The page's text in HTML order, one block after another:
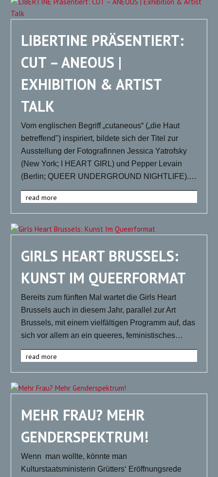
LIBERTINE PRÄSENTIERT:
CUT – ANEOUS |
EXHIBITION & ARTIST
TALK
Vom englischen Begriff „cutaneous“ („die Haut
betreffend") inspiriert, bildete sich der Titel zur
Ausstellung der Fotografinnen Jessica Yatrofsky
(New York; I HEART GIRL) und Pepper Levain
(Berlin; QUEER UNDERGROUND NIGHTLIFE).…
read more
GIRLS HEART BRUSSELS:
KUNST IM QUEERFORMAT
Bereits zum fünften Mal wartet die Girls Heart
Brussels auch in diesem Jahr, parallel zur Art
Brussels, mit einem vielfältigen Programm auf, das
sich vor allem an ein queeres, feministisches…
read more
MEHR FRAU? MEHR
GENDERSPEKTRUM!
Wenn man wollte, könnte man
Kulturstaatsministerin Grütters‘ Eröffnungsrede